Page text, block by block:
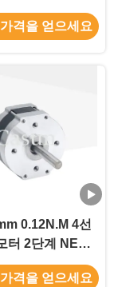
39x39x20mm
100mN.M
격을 얻으세요
0.12N.M 4선
터 2단계 NEMA
CE RoHS
격을 얻으세요